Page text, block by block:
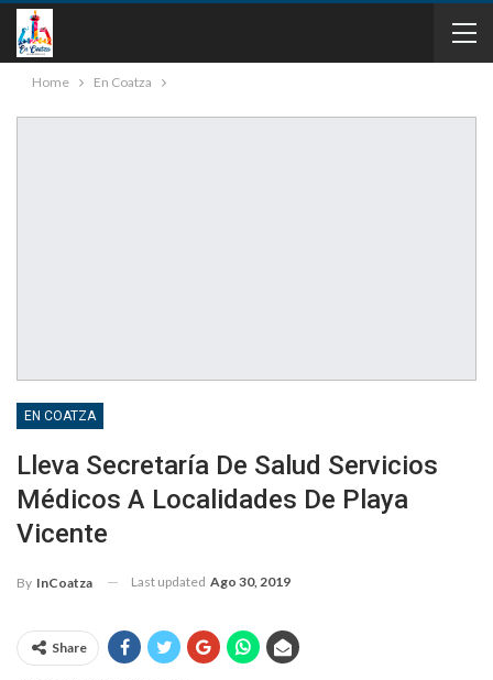
Home En Coatza
EN COATZA
Lleva Secretaría De Salud Servicios
Médicos A Localidades De Playa
Vicente
By InCoatza Last updated Ago 30, 2019
Share